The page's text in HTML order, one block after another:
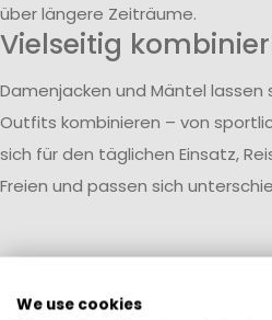
über längere Zeiträume.
Vielseitig
Damenjacken und Mäntel
Outfits kombinieren – von
sich für den täglichen Einsatz,
Freien und passen sich
We use cookies